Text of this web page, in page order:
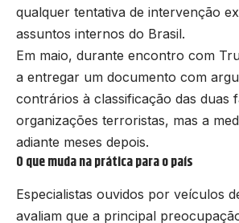
qualquer tentativa de intervenção
assuntos internos do Brasil.
Em maio, durante encontro com
a entregar um documento com
contrários à classificação das duas
organizações terroristas, mas a
adiante meses depois.
O que muda na prática para o país
Especialistas ouvidos por veículos
avaliam que a principal